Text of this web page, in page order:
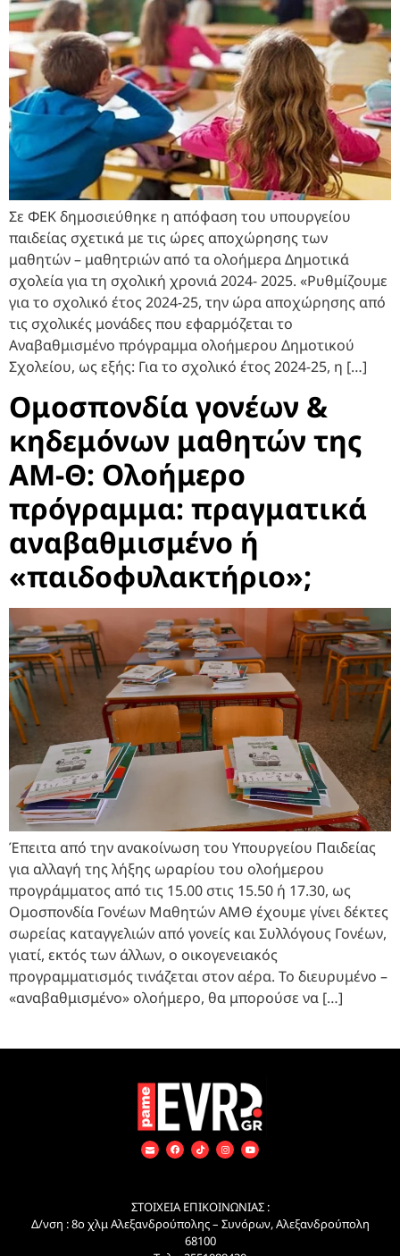
Σε ΦΕΚ δημοσιεύθηκε η απόφαση του υπουργείου
παιδείας σχετικά με τις ώρες αποχώρησης των
μαθητών – μαθητριών από τα ολοήμερα Δημοτικά
σχολεία για τη σχολική χρονιά 2024- 2025. «Ρυθμίζουμε
για το σχολικό έτος 2024-25, την ώρα αποχώρησης από
τις σχολικές μονάδες που εφαρμόζεται το
Αναβαθμισμένο πρόγραμμα ολοήμερου Δημοτικού
Σχολείου, ως εξής: Για το σχολικό έτος 2024-25, η […]
Ομοσπονδία γονέων &
κηδεμόνων μαθητών της
ΑΜ-Θ: Ολοήμερο
πρόγραμμα: πραγματικά
αναβαθμισμένο ή
«παιδοφυλακτήριο»;
Έπειτα από την ανακοίνωση του Υπουργείου Παιδείας
για αλλαγή της λήξης ωραρίου του ολοήμερου
προγράμματος από τις 15.00 στις 15.50 ή 17.30, ως
Ομοσπονδία Γονέων Μαθητών ΑΜΘ έχουμε γίνει δέκτες
σωρείας καταγγελιών από γονείς και Συλλόγους Γονέων,
γιατί, εκτός των άλλων, ο οικογενειακός
προγραμματισμός τινάζεται στον αέρα. Το διευρυμένο –
«αναβαθμισμένο» ολοήμερο, θα μπορούσε να […]
ΣΤΟΙΧΕΙΑ ΕΠΙΚΟΙΝΩΝΙΑΣ :
Δ/νση : 8ο χλμ Αλεξανδρούπολης – Συνόρων, Αλεξανδρούπολη
68100